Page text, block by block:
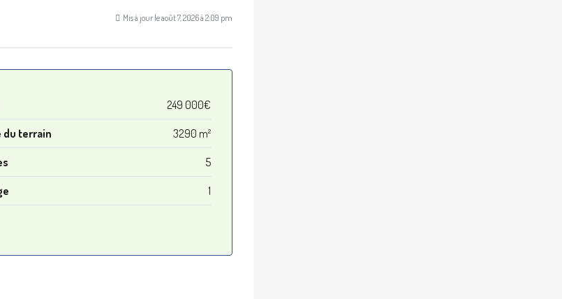
Mis à jour le août 7, 2026 à 2:09 pm
249 000€
du terrain 3290 m²
5
1